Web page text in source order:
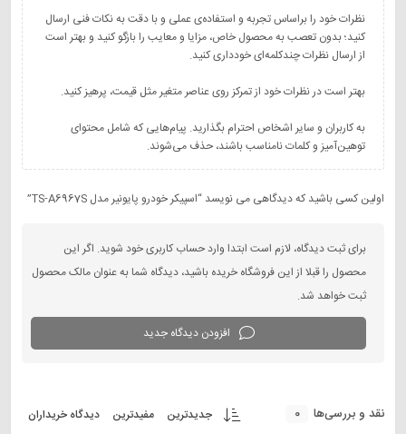
نظرات خود را براساس تجربه و استفاده‌ی عملی و با دقت به نکات فنی ارسال
کنید؛ بدون تعصب به محصول خاص، مزایا و معایب را بازگو کنید و بهتر است
به کاربران و سایر اشخاص احترام بگذارید. پیام‌هایی که شامل محتوای
توهین‌آمیز و کلمات نامناسب باشند، حذف می‌شوند.
اولین کسی باشید که دیدگاهی می نویسد “اسپیکر خودرو پایونیر مدل TS-A6967S”
برای ثبت دیدگاه، لازم است ابتدا وارد حساب کاربری خود شوید. اگر این
محصول را قبلا از این فروشگاه خریده باشید، دیدگاه شما به عنوان مالک محصول
ثبت خواهد شد.
افزودن دیدگاه جدید
نقد و بررسی‌ها 0 جدیدترین مفیدترین دیدگاه خریداران